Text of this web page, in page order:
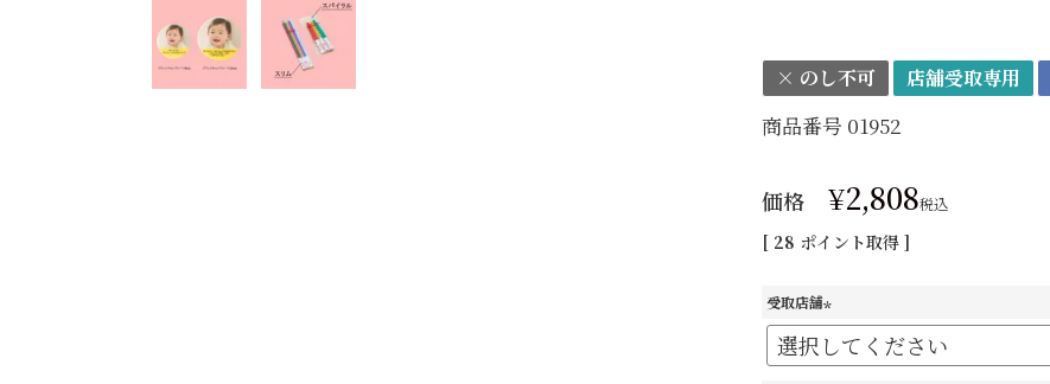
× のし不可 店舗受取専用
商品番号 01952
価格 ¥2,808税込
[ 28 ポイント取得 ]
受取店舗
(
必